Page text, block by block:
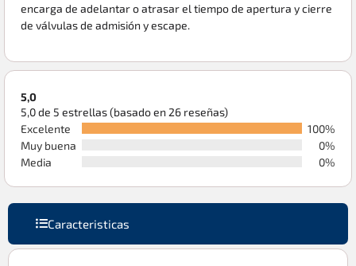
encarga de adelantar o atrasar el tiempo de apertura y cierre
de válvulas de admisión y escape.
5,0
5,0 de 5 estrellas (basado en 26 reseñas)
Excelente
100%
Muy buena
0%
Media
0%
Caracteristicas